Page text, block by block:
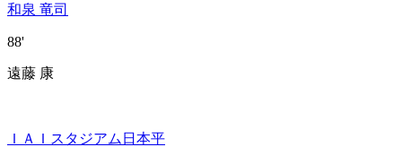
和泉 竜司
88'
遠藤 康
ＩＡＩスタジアム日本平